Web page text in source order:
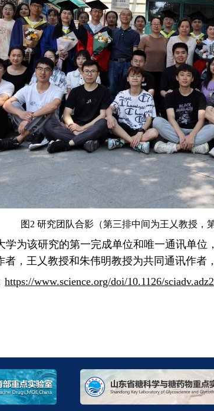
图2 研究团队合影（第三排中间为王乂教授，
学为该研究的第一完成单位和唯一通讯单
者，王乂教授和朱伟明教授为共同通讯作者
https://www.science.org/doi/10.1126/